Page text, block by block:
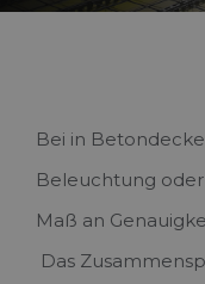
Bei in
Beleuchtung
Maß an
Das